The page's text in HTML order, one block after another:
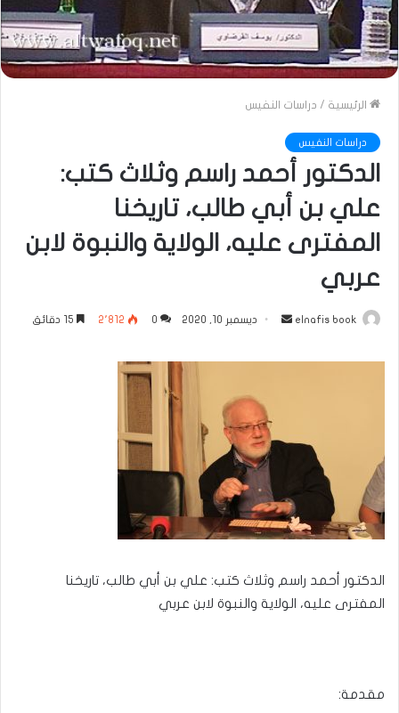
الرئيسية / دراسات النفيس
دراسات النفيس
الدكتور أحمد راسم وثلاث كتب:
علي بن أبي طالب، تاريخنا
المفترى عليه، الولاية والنبوة لابن
عربي
elnafis book
أرسل
إلكترونيا
ديسمبر 10, 2020 0 2٬812
الدكتور أحمد راسم وثلاث كتب: علي بن أبي طالب، تاريخنا
المفترى عليه، الولاية والنبوة لابن عربي
مقدمة: